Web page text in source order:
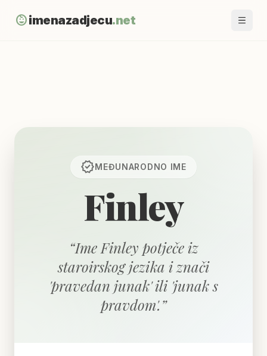
child_careimenazadjecu.net
verifiedMEĐUNARODNO IME
Finley
“Ime Finley potječe iz
staroirskog jezika i znači
'pravedan junak' ili 'junak s
pravdom'.”